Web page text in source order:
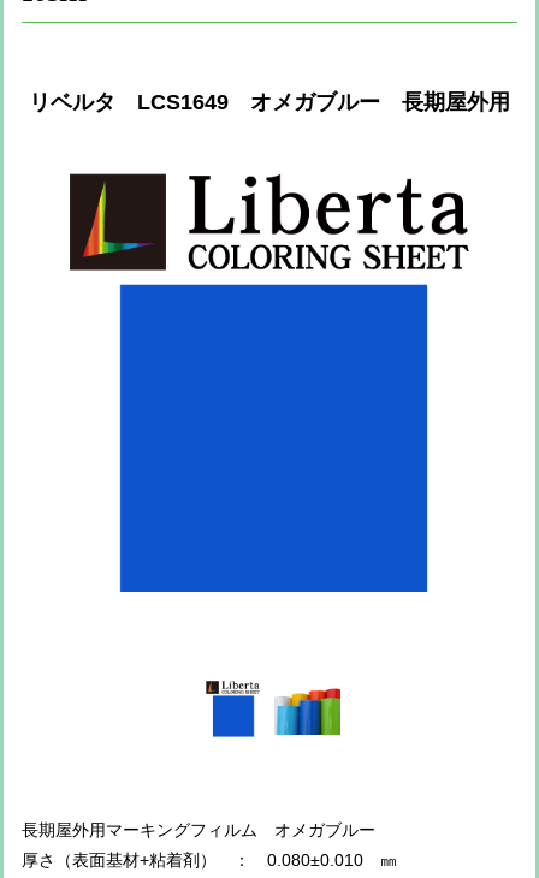
リベルタ LCS1649 オメガブルー 長期屋外用
長期屋外用マーキングフィルム オメガブルー
厚さ（表面基材+粘着剤） ： 0.080±0.010 ㎜